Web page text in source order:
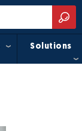
Solutions